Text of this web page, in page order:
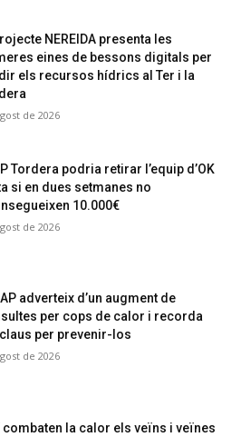
NEREIDA presenta les
eines de bessons digitals per
els recursos hídrics al Ter i la
de 2026
Tordera podria retirar l’equip d’OK
si en dues setmanes no
10.000€
de 2026
adverteix d’un augment de
per cops de calor i recorda
claus per prevenir-los
de 2026
combaten la calor els veïns i veïnes